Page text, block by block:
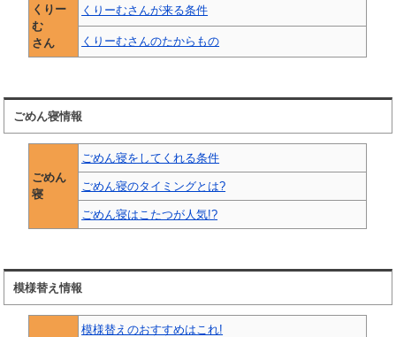
くりー
む
さん
くりーむさんが来る条件
くりーむさんのたからもの
ごめん寝情報
ごめん
寝
ごめん寝をしてくれる条件
ごめん寝のタイミングとは?
ごめん寝はこたつが人気!?
模様替え情報
模様替えのおすすめはこれ!